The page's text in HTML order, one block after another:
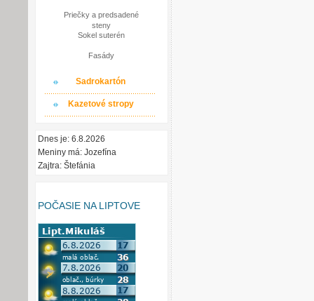
Priečky a predsadené
steny
Sokel suterén
Fasády
Sadrokartón
Kazetové stropy
Dnes je: 6.8.2026
Meniny má: Jozefína
Zajtra: Štefánia
POČASIE NA LIPTOVE